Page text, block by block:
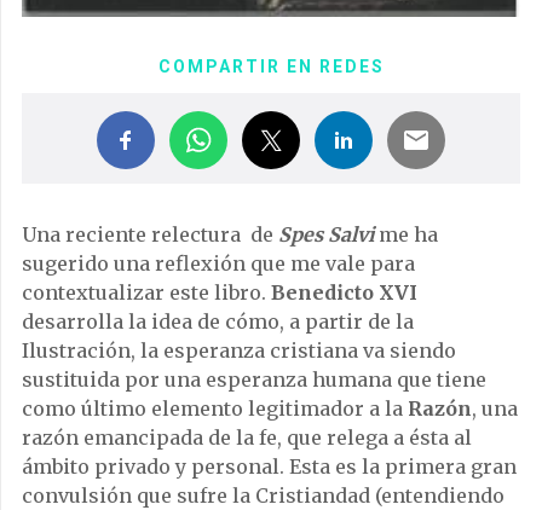
COMPARTIR EN REDES
Una reciente relectura de Spes Salvi me ha
sugerido una reflexión que me vale para
contextualizar este libro. Benedicto XVI
desarrolla la idea de cómo, a partir de la
Ilustración, la esperanza cristiana va siendo
sustituida por una esperanza humana que tiene
como último elemento legitimador a la Razón, una
razón emancipada de la fe, que relega a ésta al
ámbito privado y personal. Esta es la primera gran
convulsión que sufre la Cristiandad (entendiendo